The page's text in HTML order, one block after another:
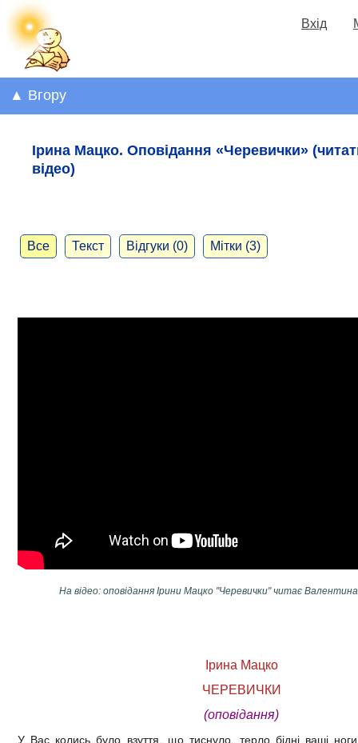
Вхід
▲ Вгору
Ірина Мацко. Оповідання «Черевички»
відео)
Все Текст Відгуки (0) Мітки (3)
На відео: оповідання Ірини Мацко "Черевички" читає
Ірина Мацко
ЧЕРЕВИЧКИ
(оповідання)
У Вас колись було взуття, що тиснуло, терло бідні ваші